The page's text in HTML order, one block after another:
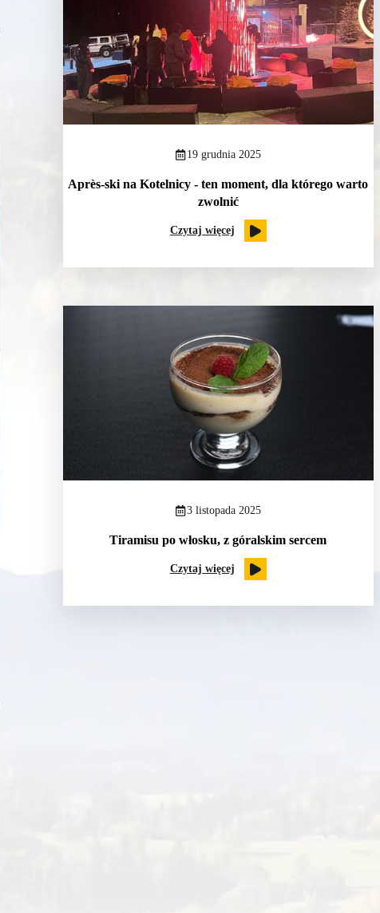
19 grudnia 2025
Après-ski na Kotelnicy - ten moment, dla którego warto
zwolnić
Czytaj więcej
3 listopada 2025
Tiramisu po włosku, z góralskim sercem
Czytaj więcej